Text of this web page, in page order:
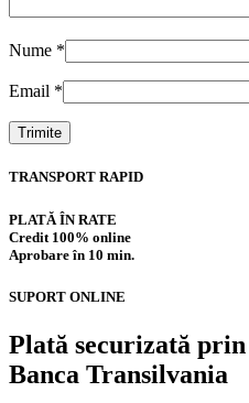
Nume *
Email *
TRANSPORT RAPID
PLATĂ ÎN RATE
Credit 100% online
Aprobare în 10 min.
SUPORT ONLINE
Plată securizată prin
Banca Transilvania